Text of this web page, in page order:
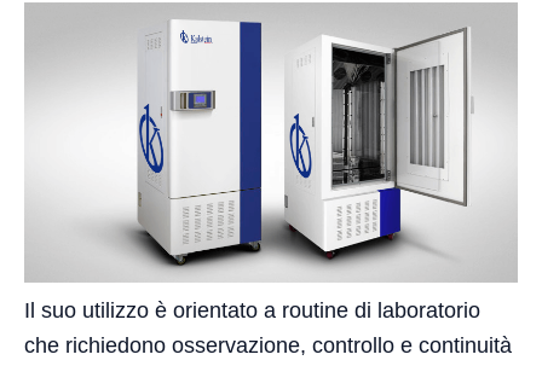
Il suo utilizzo è orientato a routine di laboratorio
che richiedono osservazione, controllo e continuità